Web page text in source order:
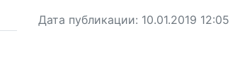
Дата публикации: 10.01.2019 12:05